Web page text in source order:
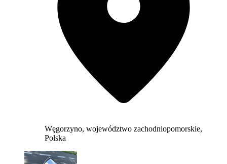
Węgorzyno, województwo zachodniopomorskie,
Polska